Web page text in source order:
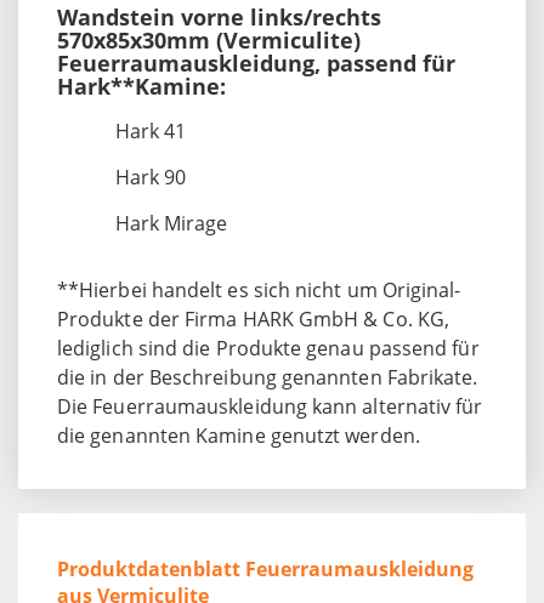
Wandstein vorne links/rechts
570x85x30mm (Vermiculite)
Feuerraumauskleidung, passend für
Hark**Kamine:
Hark 41
Hark 90
Hark Mirage
**Hierbei handelt es sich nicht um Original-
Produkte der Firma HARK GmbH & Co. KG,
lediglich sind die Produkte genau passend für
die in der Beschreibung genannten Fabrikate.
Die Feuerraumauskleidung kann alternativ für
die genannten Kamine genutzt werden.
Produktdatenblatt Feuerraumauskleidung
aus Vermiculite